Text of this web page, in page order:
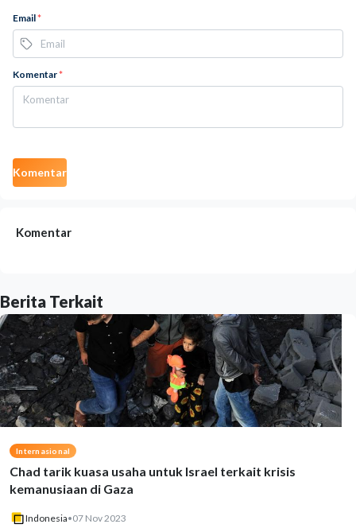
Email*
Komentar*
Komentar
Komentar
Berita Terkait
Internasional
Chad tarik kuasa usaha untuk Israel terkait krisis
kemanusiaan di Gaza
Indonesia•07 Nov 2023